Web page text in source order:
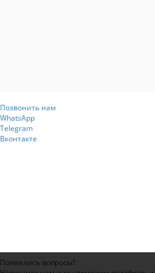
Позвонить нам
WhatsApp
Telegram
Вконтакте
Появились вопросы?